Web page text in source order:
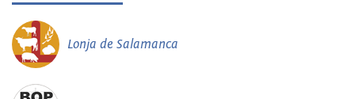
Lonja de Salamanca